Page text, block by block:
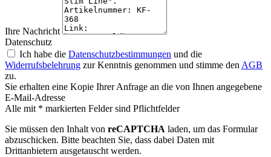
Ihre Nachricht
Datenschutz
Ich habe die Datenschutzbestimmungen und die
Widerrufsbelehrung zur Kenntnis genommen und stimme den AGB
zu.
Sie erhalten eine Kopie Ihrer Anfrage an die von Ihnen angegebene
E-Mail-Adresse
Alle mit * markierten Felder sind Pflichtfelder
Sie müssen den Inhalt von reCAPTCHA laden, um das Formular
abzuschicken. Bitte beachten Sie, dass dabei Daten mit
Drittanbietern ausgetauscht werden.